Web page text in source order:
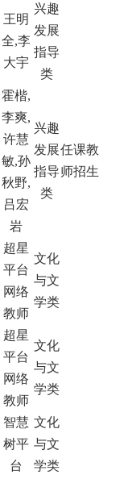
王明
全,李
大宇
兴趣
发展
指导
类
霍楷,
李爽,
许慧
敏,孙
秋野,
吕宏
岩
兴趣
发展
指导
类
任课教
师招生
超星
平台
网络
教师
文化
与文
学类
超星
平台
网络
教师
文化
与文
学类
智慧
树平
台
文化
与文
学类